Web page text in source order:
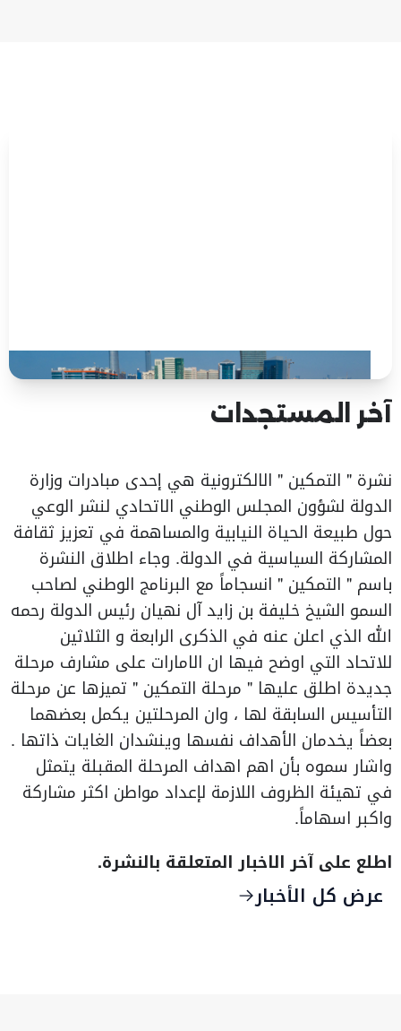
آخر المستجدات
نشرة " التمكين " الالكترونية هي إحدى مبادرات وزارة
الدولة لشؤون المجلس الوطني الاتحادي لنشر الوعي
حول طبيعة الحياة النيابية والمساهمة في تعزيز ثقافة
المشاركة السياسية في الدولة. وجاء اطلاق النشرة
باسم " التمكين " انسجاماً مع البرنامج الوطني لصاحب
السمو الشيخ خليفة بن زايد آل نهيان رئيس الدولة رحمه
الله الذي اعلن عنه في الذكرى الرابعة و الثلاثين
للاتحاد التي اوضح فيها ان الامارات على مشارف مرحلة
جديدة اطلق عليها " مرحلة التمكين " تميزها عن مرحلة
التأسيس السابقة لها ، وان المرحلتين يكمل بعضهما
بعضاً يخدمان الأهداف نفسها وينشدان الغايات ذاتها .
واشار سموه بأن اهم اهداف المرحلة المقبلة يتمثل
في تهيئة الظروف اللازمة لإعداد مواطن اكثر مشاركة
واكبر اسهاماً.
اطلع على آخر الاخبار المتعلقة بالنشرة.
عرض كل الأخبار